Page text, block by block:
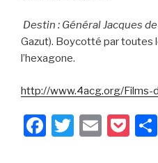
Destin : Général Jacques
Gazut). Boycotté par toutes
l’hexagone.
http://www.4acg.org/Films-
F
T
E
P